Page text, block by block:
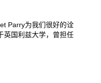
Parry为我们很好的诠
英国利兹大学，曾担任